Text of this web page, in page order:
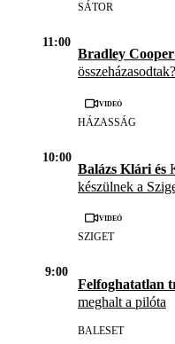
SÁTOR
11:00
Bradley Cooper
összeházasodtak?
Videó
HÁZASSÁG
10:00
Balázs Klári és
készülnek a
Videó
SZIGET
9:00
Felfoghatatlan
meghalt a pilóta
BALESET